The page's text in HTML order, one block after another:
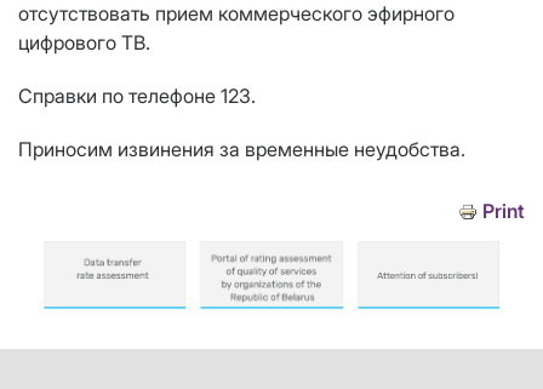
отсутствовать прием коммерческого эфирного
цифрового ТВ.
Справки по телефоне 123.
Приносим извинения за временные неудобства.
Print